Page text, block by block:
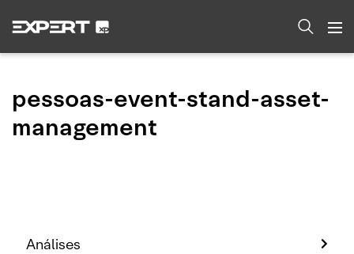
pessoas-event-stand-asset-
management
Análises